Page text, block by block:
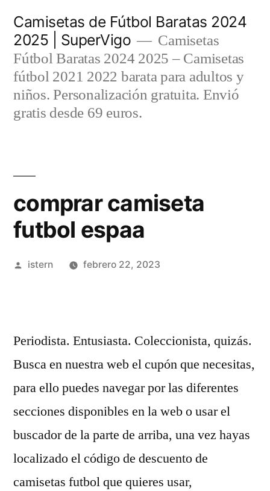
contenido
Camisetas de Fútbol Baratas 2024
2025 | SuperVigo
Camisetas
Fútbol Baratas 2024 2025 – Camisetas
fútbol 2021 2022 barata para adultos y
niños. Personalización gratuita. Envió
gratis desde 69 euros.
comprar camiseta
futbol espaa
Publicado
istern febrero 22, 2023
Periodista. Entusiasta. Coleccionista, quizás.
Busca en nuestra web el cupón que necesitas,
para ello puedes navegar por las diferentes
secciones disponibles en la web o usar el
buscador de la parte de arriba, una vez hayas
localizado el código de descuento de
camisetas futbol que quieres usar,